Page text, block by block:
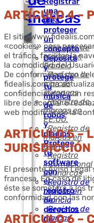
marcas
Registro de
marcas en
Francia
Registro de
marcas
europeas
Registro de
marcas en
EE.UU.
Registro de
marcas en
China
Registro
internacional
de marcas
Registro de
marcas en
Francia
Registro de
marcas
una
idea,
proteger
un
concepto
Deposita
y
protege
tu
música
de
robos
y
plagios
Protege
tu
software
con
el
registro
de
derechos
de
ARTÍCULO 4 –
El sitio
«cookies» para
el tráfico, facilitar la
la comodidad del
De conformidad con la
fidealis.com ha
confidencialidad con
libre de aceptar o
web modificando la
ARTÍCULO 5 –
JURISDICCIÓN
El presente Aviso
francesa. En caso de
éste se someterá a los
conformidad con las
ARTÍCULO 6 –